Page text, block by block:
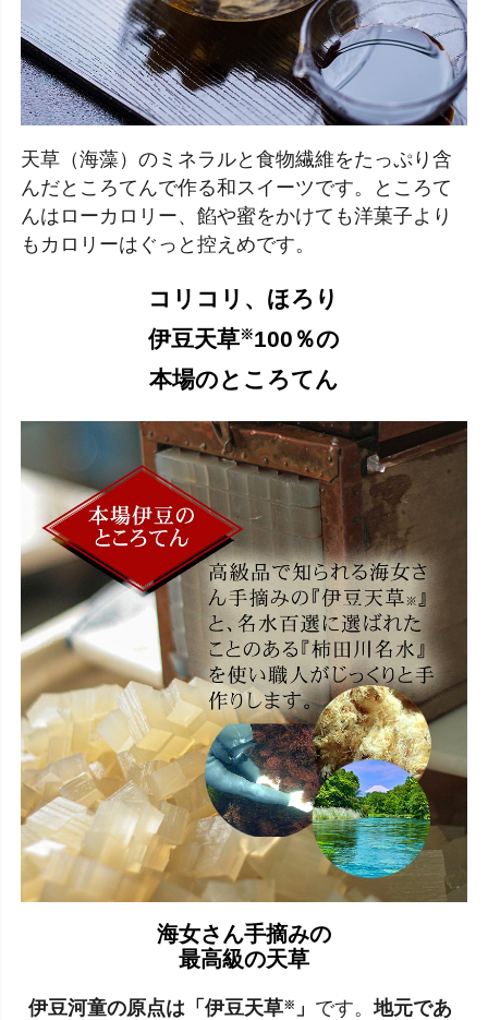
天草（海藻）のミネラルと食物繊維をたっぷり含
んだところてんで作る和スイーツです。ところて
んはローカロリー、餡や蜜をかけても洋菓子より
もカロリーはぐっと控えめです。
コリコリ、ほろり
伊豆天草※100％の
本場のところてん
海女さん手摘みの
最高級の天草
伊豆河童の原点は「伊豆天草※ 」 です。地元であ